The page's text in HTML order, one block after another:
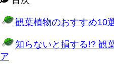
観葉植物のおすすめ10
知らないと損する!? 観
ア